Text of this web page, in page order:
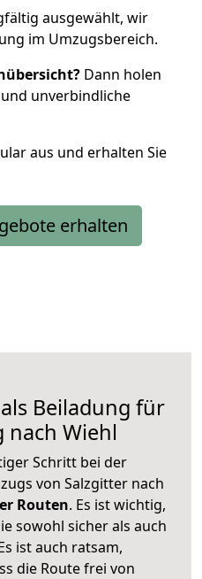
ausgewählt, wir
im Umzugsbereich.
Dann holen
unverbindliche
aus und erhalten Sie
erhalten
Beiladung für
nach Wiehl
Schritt bei der
von Salzgitter nach
Routen. Es ist wichtig,
sowohl sicher als auch
ist auch ratsam,
die Route frei von